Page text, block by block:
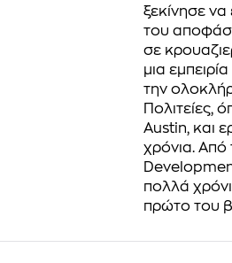
ξεκίνησε
του
σε
μια
την
Πολιτείες,
Austin, και
χρόνια. Από
πολλά
πρώτο του